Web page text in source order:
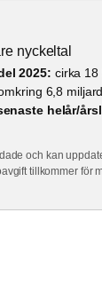
nyckeltal
2025: cirka 18
6,8
helår/
och kan
tillkommer för